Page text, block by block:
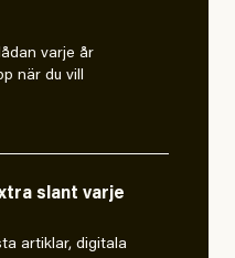
varje år
när du vill
slant varje
artiklar, digitala